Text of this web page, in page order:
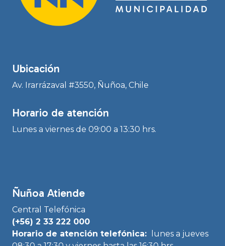
Ubicación
Av. Irarrázaval #3550, Ñuñoa, Chile
Horario de atención
Lunes a viernes de 09:00 a 13:30 hrs.
Ñuñoa Atiende
Central Telefónica
(+56) 2 33 222 000
Horario de atención telefónica:
lunes a jueves